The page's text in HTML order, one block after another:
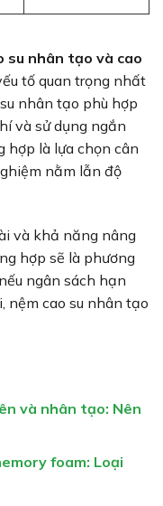
su nhân tạo và cao
tố quan trọng nhất
nhân tạo phù hợp
và sử dụng ngắn
hợp là lựa chọn cân
nằm lẫn độ
và khả năng nâng
hợp sẽ là phương
ngân sách hạn
nệm cao su nhân tạo
và nhân tạo: Nên
foam: Loại